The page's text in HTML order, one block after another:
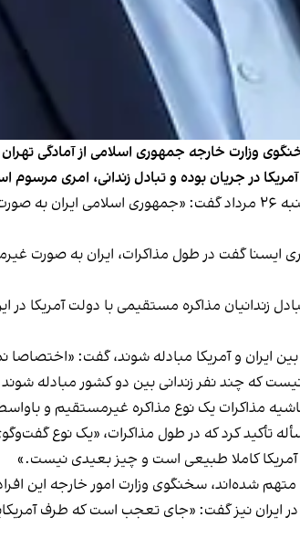
وزارت خارجه جمهوری اسلامی از آمادگی تهران
در جریان بوده و تبادل زندانی، امری مرسوم
ناصر کنعانی، سخنگوی وزارت امور خارجه جمهوری اسلامی روز چهارشنبه‌
گفت در طول مذاکرات، ایران به صورت
زندانیان مذاکره مستقیمی با دولت آمریکا
ایران و آمریکا مبادله شوند، گفت: «اختصاصا
که چند نفر زندانی بین دو کشور مبادله شوند.
حاشیه مذاکرات یک نوع مذاکره غیر‌مستقیم و
کرد که در طول مذاکرات، «یک نوع
آمریکا کاملا طبیعی است و چیز بعیدی نیست.»
شده‌اند، سخنگوی وزارت امور خارجه این
در ایران نیز گفت: «جای تعجب است که طرف